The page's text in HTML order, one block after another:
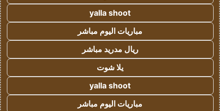
yalla shoot
مباريات اليوم مباشر
ريال مدريد مباشر
يلا شوت
yalla shoot
مباريات اليوم مباشر